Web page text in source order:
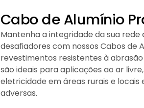
Cabo de Alumínio
Mantenha a integridade da sua
desafiadores com nossos Cabos de
revestimentos resistentes à
são ideais para aplicações ao ar
eletricidade em áreas rurais e
adversas.